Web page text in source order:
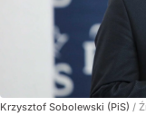
Krzysztof Sobolewski (PiS) /